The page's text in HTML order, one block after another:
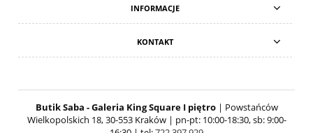
INFORMACJE
KONTAKT
Butik Saba - Galeria King Square I piętro| Powstańców
Wielkopolskich 18, 30-553 Kraków | pn-pt: 10:00-18:30, sb: 9:00-